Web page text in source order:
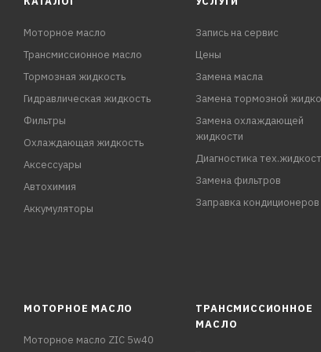
Моторное масло
Трансмиссионное масло
Тормозная жидкость
Гидравлическая жидкость
Фильтры
Охлаждающая жидкость
Аксессуары
Автохимия
Аккумуляторы
Запись на сервис
Цены
Замена масла
Замена тормозной
Замена охлаждающей
жидкости
Диагностика
Замена фильтров
Заправка кондиционеров
МОТОРНОЕ МАСЛО
Моторное масло ZIC 5w40
ТРАНСМИССИОННОЕ
МАСЛО